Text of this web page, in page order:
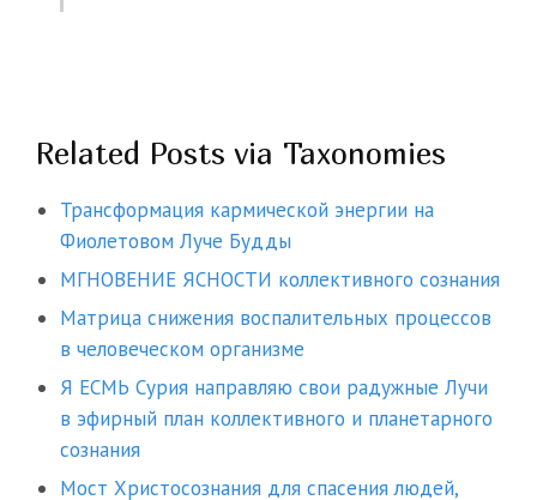
Related Posts via Taxonomies
Трансформация кармической энергии на
Фиолетовом Луче Будды
МГНОВЕНИЕ ЯСНОСТИ коллективного сознания
Матрица снижения воспалительных процессов
в человеческом организме
Я ЕСМЬ Сурия направляю свои радужные Лучи
в эфирный план коллективного и планетарного
сознания
Мост Христосознания для спасения людей,